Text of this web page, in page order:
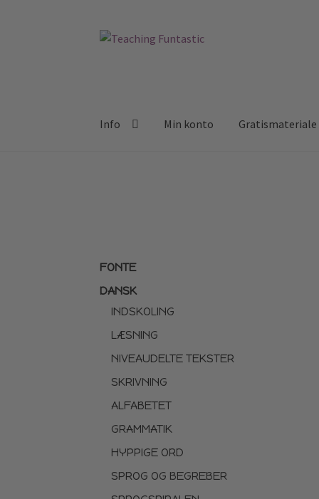
Spring
Spring
Info Min konto Gratismateriale
FONTE
DANSK
INDSKOLING
LÆSNING
NIVEAUDELTE TEKSTER
SKRIVNING
ALFABETET
GRAMMATIK
HYPPIGE ORD
SPROG OG BEGREBER